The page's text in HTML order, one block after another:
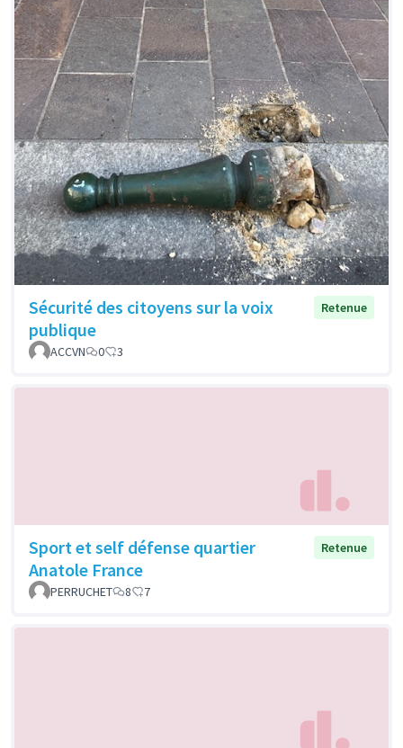
Sécurité des citoyens sur la voix
publique
Retenue
ACCVN 0 3
Sport et self défense quartier
Anatole France
Retenue
PERRUCHET 8 7